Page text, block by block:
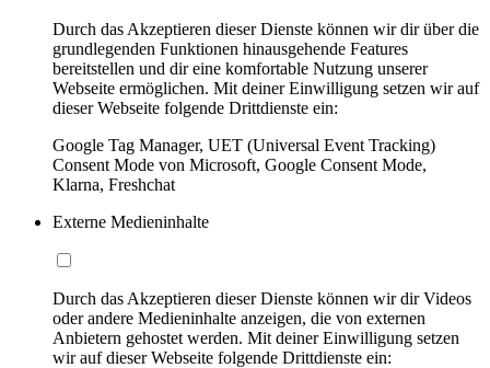
Durch das Akzeptieren dieser Dienste können wir dir über die
grundlegenden Funktionen hinausgehende Features
bereitstellen und dir eine komfortable Nutzung unserer
Webseite ermöglichen. Mit deiner Einwilligung setzen wir auf
dieser Webseite folgende Drittdienste ein:
Google Tag Manager, UET (Universal Event Tracking)
Consent Mode von Microsoft, Google Consent Mode,
Klarna, Freshchat
Externe Medieninhalte
Durch das Akzeptieren dieser Dienste können wir dir Videos
oder andere Medieninhalte anzeigen, die von externen
Anbietern gehostet werden. Mit deiner Einwilligung setzen
wir auf dieser Webseite folgende Drittdienste ein: